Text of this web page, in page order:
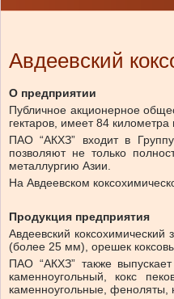
Авдеевский
О предприятии
Публичное акционерное
гектаров, имеет 84
ПАО “АКХЗ” входит в
позволяют не только
металлургию Азии.
На Авдеевском
Продукция предприятия
Авдеевский
(более 25 мм), орешек
ПАО “АКХЗ” также
каменноугольный, кокс
каменноугольные, феноляты,